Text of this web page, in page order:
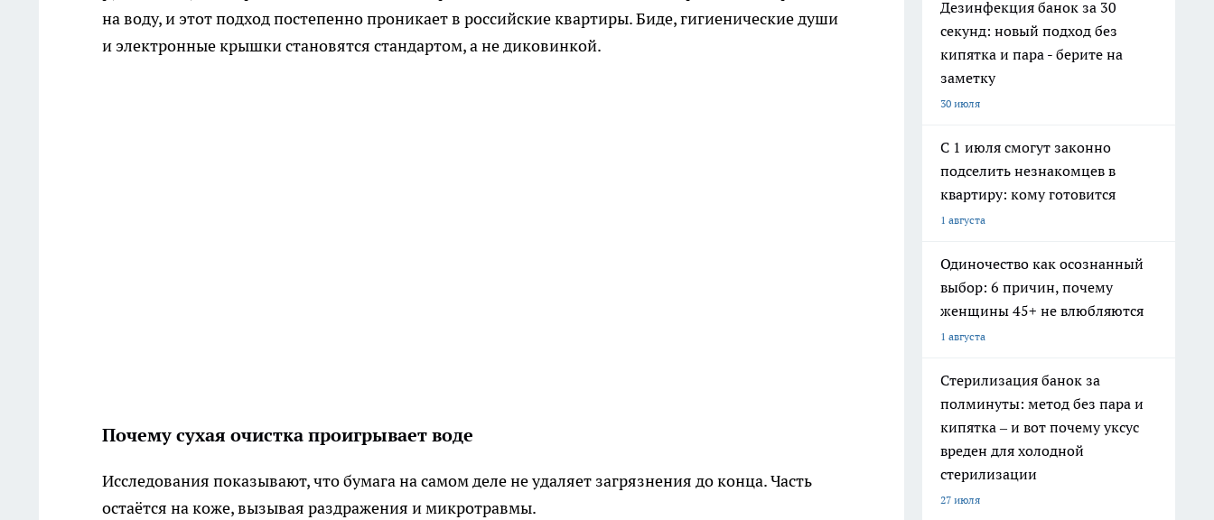
на воду, и этот подход постепенно проникает в российские квартиры. Биде, гигиенические души
и электронные крышки становятся стандартом, а не диковинкой.
Почему сухая очистка проигрывает воде
Исследования показывают, что бумага на самом деле не удаляет загрязнения до конца. Часть
остаётся на коже, вызывая раздражения и микротравмы.
Дезинфекция банок за 30
секунд: новый подход без
кипятка и пара - берите на
заметку
30 июля
С 1 июля смогут законно
подселить незнакомцев в
квартиру: кому готовится
1 августа
Одиночество как осознанный
выбор: 6 причин, почему
женщины 45+ не влюбляются
1 августа
Стерилизация банок за
полминуты: метод без пара и
кипятка – и вот почему уксус
вреден для холодной
стерилизации
27 июля